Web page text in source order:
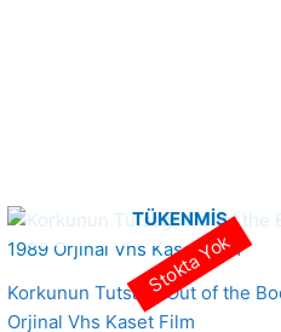
TÜKENMIŞ
Korkunun Tutsağı-Out of the
Orjinal Vhs Kaset Film
Stokta Yok